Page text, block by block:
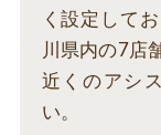
く設定して
川県内の7店
近くのアシ
い。